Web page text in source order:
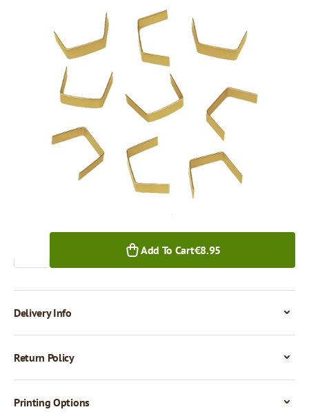
90400
40 mm
Product can be collected from a pickup point.
Price per 1,000 pieces
€8.96
Add To Cart€8.95
Delivery Info
Return Policy
Printing Options